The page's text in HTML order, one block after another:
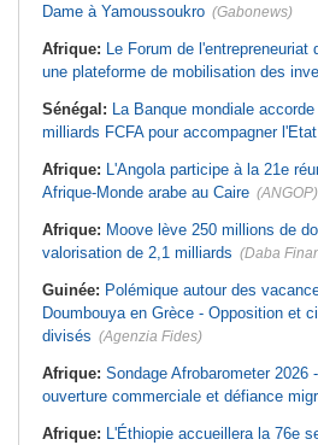
Dame à Yamoussoukro (Gabonews)
Afrique: Le Forum de
une plateforme de mobilisation des
Sénégal: La Banque mondiale
milliards FCFA pour accompagner l'Etat
Afrique: L'Angola participe à la 21e
Afrique-Monde arabe au Caire (ANGOP)
Afrique: Moove lève 250 millions de
valorisation de 2,1 milliards (Daba
Guinée: Polémique autour des
Doumbouya en Grèce - Opposition et
divisés (Agenzia Fides)
Afrique: Sondage Afrobarometer 2026
ouverture commerciale et défiance
Afrique: L'Éthiopie accueillera la 76e